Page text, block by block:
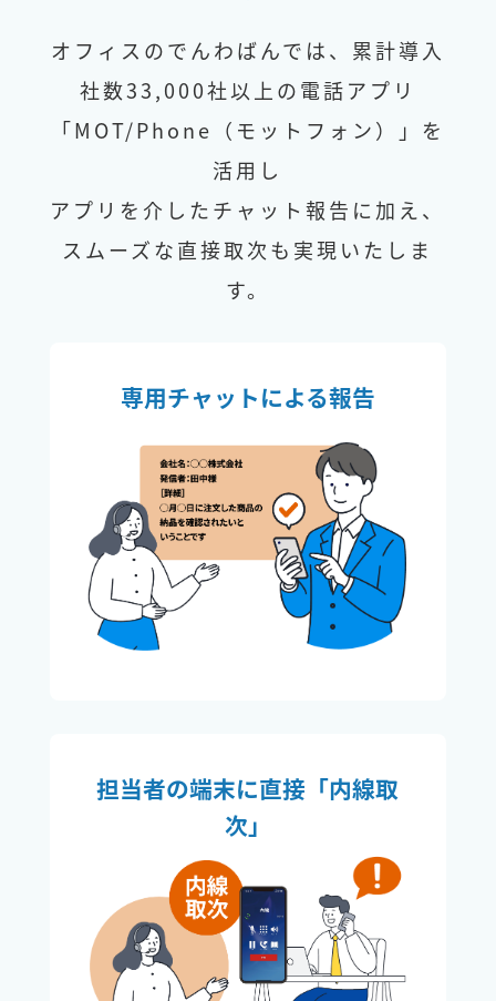
オフィスのでんわばんでは、累計導入
社数33,000社以上の電話アプリ
「MOT/Phone（モットフォン）」を
活用し
アプリを介したチャット報告に加え、
スムーズな直接取次も実現いたしま
す。
専用チャットによる報告
担当者の端末に直接「内線取
次」